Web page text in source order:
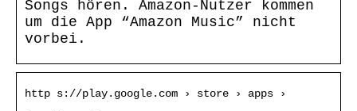
Songs hören. Amazon-Nutzer kommen
um die App “Amazon Music” nicht
vorbei.
http s://play.google.com › store › apps ›